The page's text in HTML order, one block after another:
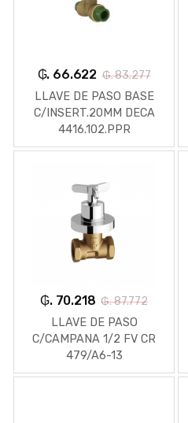
₲. 66.622 ₲. 83.277
LLAVE DE PASO BASE
C/INSERT.20MM DECA
4416.102.PPR
₲. 70.218 ₲. 87.772
LLAVE DE PASO
C/CAMPANA 1/2 FV CR
479/A6-13